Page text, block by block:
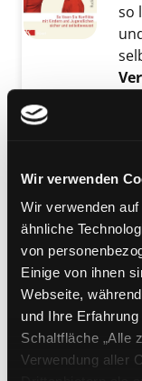
Wir verwenden
Wir verwenden
ähnliche
von
Einige von ihnen
Webseite,
und Ihre
Schaltfläche „Alle
Verwendung aller
so